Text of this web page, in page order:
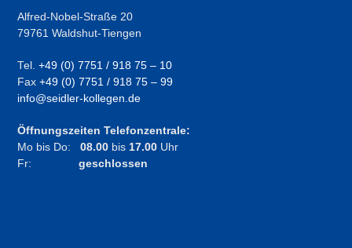
Alfred-Nobel-Straße 20
79761 Waldshut-Tiengen
Tel.+49 (0) 7751 / 918 75 – 10
Fax+49 (0) 7751 / 918 75 – 99
info@seidler-kollegen.de
Öffnungszeiten Telefonzentrale:
Mo bis Do:08.00 bis17.00 Uhr
Fr:geschlossen